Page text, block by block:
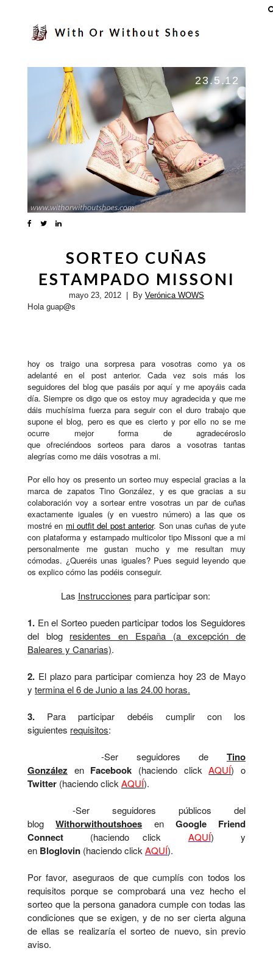
23.5.12
SORTEO CUÑAS
ESTAMPADO MISSONI
mayo 23, 2012 | By Verónica WOWS
Hola guap@s
hoy os traigo una sorpresa para vosotras como ya os
adelanté en el post anterior. Cada vez sois más los
seguidores del blog que pasáis por aquí y me apoyáis cada
día. Siempre os digo que os estoy muy agradecida y que me
dáis muchísima fuerza para seguir con el duro trabajo que
supone el blog, pero es que es cierto y por ello no se me
ocurre mejor forma de agradecéroslo
que ofreciéndoos sorteos para daros a vosotras tantas
alegrías como me dáis vosotras a mi.
Por ello hoy os presento un sorteo muy especial gracias a la
marca de zapatos Tino González, y es que gracias a su
colaboración voy a sortear entre vosotras un par de cuñas
exactamente iguales (y en vuestro número) a las que os
mostré en mi outfit del post anterior. Son unas cuñas de yute
con plataforma y estampado multicolor tipo Missoni que a mi
personalmente me gustan mucho y me resultan muy
cómodas. ¿Queréis unas iguales? Pues seguid leyendo que
os explico cómo las podéis conseguir.
Las Instrucciones para participar son:
1. En el Sorteo pueden participar todos los Seguidores
del blog residentes en España (a excepción de
Baleares y Canarias).
2. El plazo para participar comienza hoy 23 de Mayo
y termina el 6 de Junio a las 24.00 horas.
3. Para participar debéis cumplir con los
siguientes requisitos:
-Ser seguidores de Tino
González en Facebook (haciendo clickAQUÍ)o
Twitter (haciendo click AQUÍ).
-Ser seguidores públicos del
blogWithorwithoutshoes en Google Friend
Connect (haciendo click AQUÍ) y
en Bloglovin (haciendo click AQUÍ).
Por favor, aseguraos de que cumplís con todos los
requisitos porque se comprobará una vez hecho el
sorteo que la persona ganadora cumple con todas las
condiciones que se exigen, y de no ser cierta alguna
de ellas se realizaría el sorteo de nuevo, sin previo
aviso.